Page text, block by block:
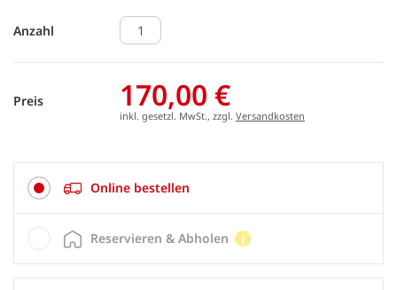
Anzahl
Preis 170,00 €
inkl. gesetzl. MwSt., zzgl. Versandkosten
Online bestellen
Reservieren & Abholen